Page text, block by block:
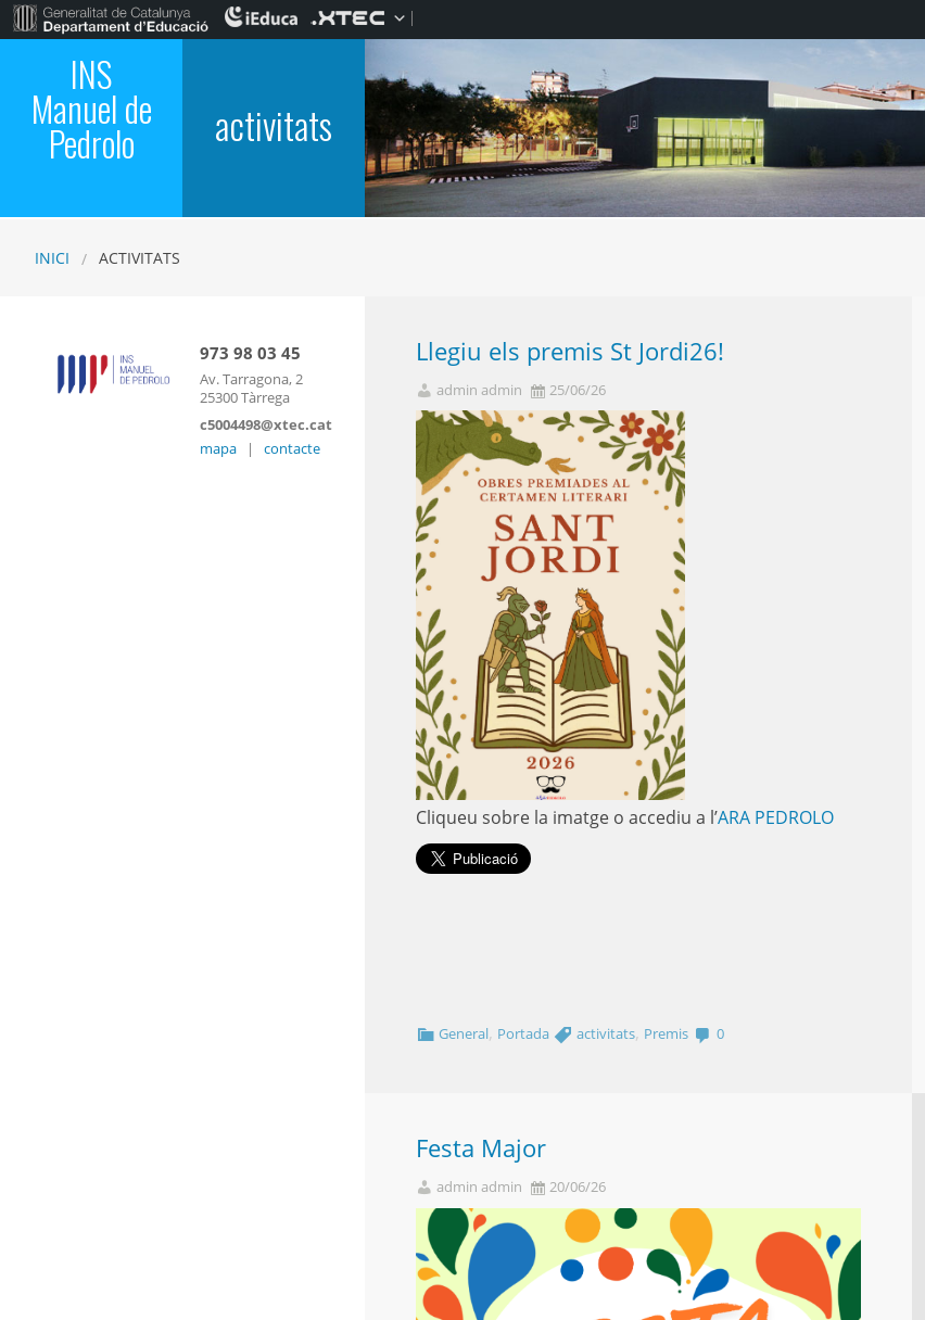
INS
Manuel de
Pedrolo activitats
INICI ACTIVITATS
Llegiu els premis St Jordi26!
admin admin 25/06/26
Cliqueu sobre la imatge o accediu a l’ARA PEDROLO
General, Portada activitats, Premis 0
Festa Major
admin admin 20/06/26
973 98 03 45
Av. Tarragona, 2
25300 Tàrrega
c5004498@xtec.cat
mapa
| contacte